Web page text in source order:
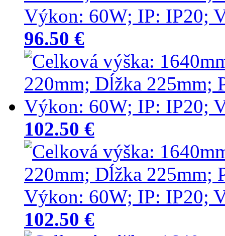
96.50 €
102.50 €
102.50 €